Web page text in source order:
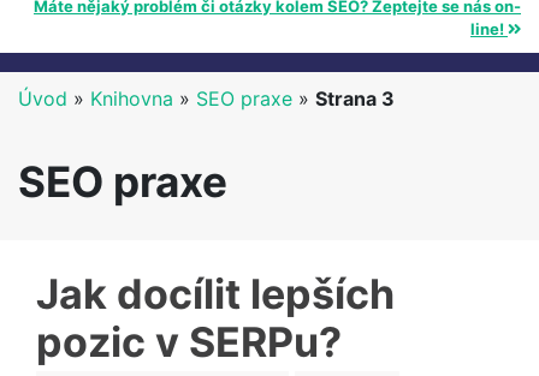
Máte nějaký problém či otázky kolem SEO? Zeptejte se nás on-
line!
Úvod » Knihovna » SEO praxe » Strana 3
SEO praxe
Jak docílit lepších
pozic v SERPu?